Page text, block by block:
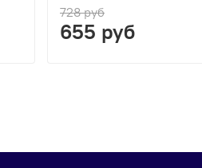
728 руб
655 руб